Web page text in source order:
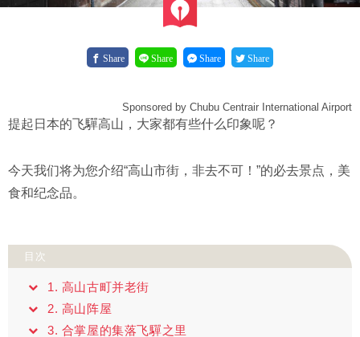
Share Share Share Share
Sponsored by Chubu Centrair International Airport
提起日本的飞驒高山，大家都有些什么印象呢？
今天我们将为您介绍“高山市街，非去不可！”的必去景点，美
食和纪念品。
目次
1. 高山古町并老街
2. 高山阵屋
3. 合掌屋的集落飞驒之里